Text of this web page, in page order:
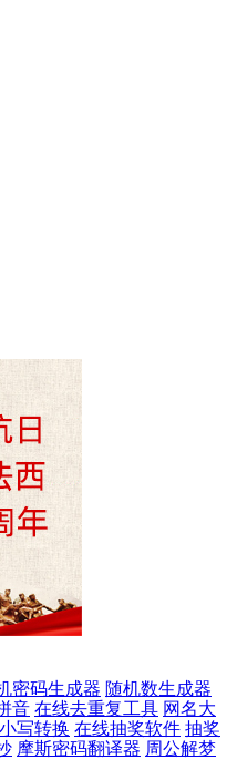
密码生成器 随机数生成器
音 在线去重复工具 网名大
写转换 在线抽奖软件 抽奖
摩斯密码翻译器 周公解梦